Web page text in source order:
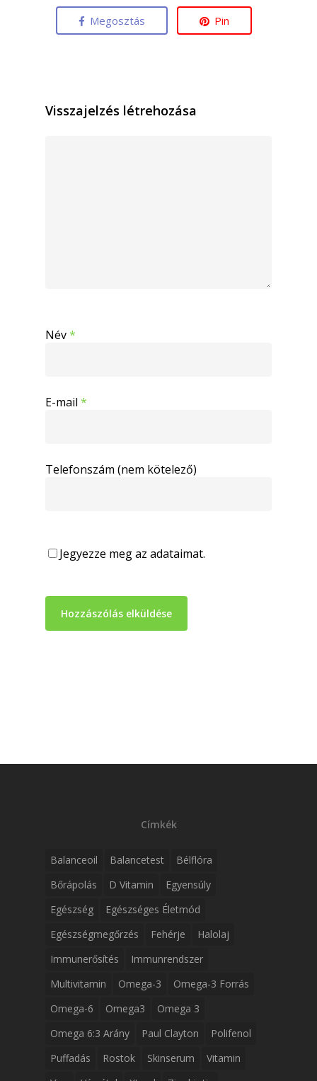
Megosztás Pin
Visszajelzés létrehozása
Név*
E-mail *
Telefonszám (nem kötelező)
Jegyezze meg az adataimat.
Címkék
Balanceoil Balancetest
Bélflóra
Bőrápolás
D Vitamin
Egyensúly
Egészség
Egészséges Életmód
Egészségmegőrzés
Fehérje
Halolaj
Immunerősítés
Immunrendszer
Multivitamin
Omega-3
Omega-3 Forrás
Omega-6
Omega3
Omega 3
Omega 6:3 Arány
Paul Clayton
Polifenol
Puffadás
Rostok Skinserum
Vitamin